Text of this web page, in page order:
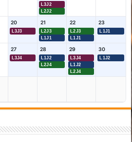
L3J2
L2J2
20
L3J3
21
L2J3
L1J1
22
L2J3
L1J1
23
L1J1
27
L3J4
28
L1J2
L2J4
29
L3J4
L1J2
L2J4
30
L1J2